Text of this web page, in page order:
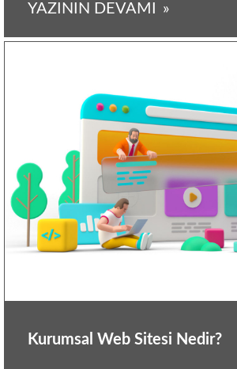
YAZININ DEVAMI
Kurumsal Web Sitesi Nedir?